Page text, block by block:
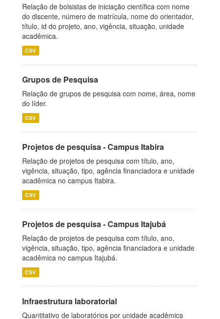
Relação de bolsistas de iniciação científica com nome
do discente, número de matrícula, nome do orientador,
título, id do projeto, ano, vigência, situação, unidade
acadêmica.
CSV
Grupos de Pesquisa
Relação de grupos de pesquisa com nome, área, nome
do líder.
CSV
Projetos de pesquisa - Campus Itabira
Relação de projetos de pesquisa com título, ano,
vigência, situação, tipo, agência financiadora e unidade
acadêmica no campus Itabira.
CSV
Projetos de pesquisa - Campus Itajubá
Relação de projetos de pesquisa com título, ano,
vigência, situação, tipo, agência financiadora e unidade
acadêmica no campus Itajubá.
CSV
Infraestrutura laboratorial
Quantitativo de laboratórios por unidade acadêmica